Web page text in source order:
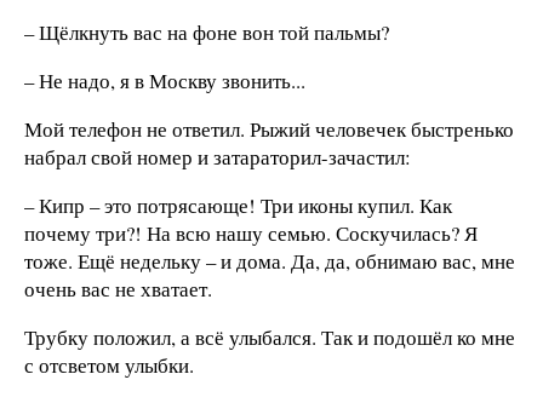
– Щёлкнуть вас на фоне вон той пальмы?
– Не надо, я в Москву звонить...
Мой телефон не ответил. Рыжий человечек быстренько
набрал свой номер и затараторил-зачастил:
– Кипр – это потрясающе! Три иконы купил. Как
почему три?! На всю нашу семью. Соскучилась? Я
тоже. Ещё недельку – и дома. Да, да, обнимаю вас, мне
очень вас не хватает.
Трубку положил, а всё улыбался. Так и подошёл ко мне
с отсветом улыбки.